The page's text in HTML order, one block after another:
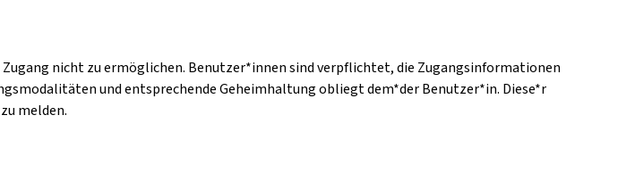
nicht zu ermöglichen. Benutzer*innen sind verpflichtet, die Zugangsinformationen
und entsprechende Geheimhaltung obliegt dem*der Benutzer*in. Diese*r
melden.